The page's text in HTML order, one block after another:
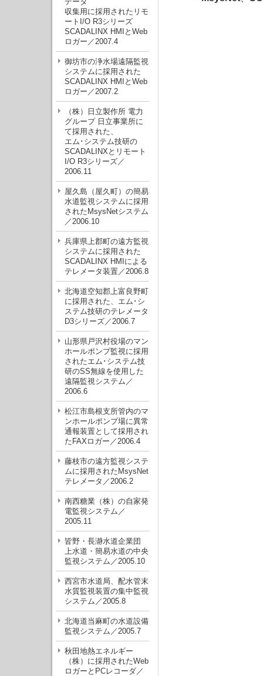
収集用に採用されたリモ
ートI/O R3シリーズ
SCADALINX HMIとWeb
ロガー／2007.4
御坊市の浄水場遠隔監視
システムに採用された
SCADALINX HMIとWeb
ロガー／2007.2
（株）日立製作所 電力
グループ 日立事業所に
て採用された、
エム･システム技研の
SCADALINXとリモート
I/O R3シリーズ／
2006.11
屋久島（屋久町）の簡易
水道監視システムに採用
されたMsysNetシステム
／2006.10
兵庫県上郡町の遠方監視
システムに採用された
SCADALINX HMIによる
テレメータ装置／2006.8
北海道空知郡上富良野町
に採用された、エム･シ
ステム技研のテレメータ
D3シリーズ／2006.7
山形県戸沢村役場のマン
ホールポンプ監視に採用
されたエム･システム技
研のSS無線を使用した
遠隔監視システム／
2006.6
松江市島根支所管内のマ
ンホールポンプ場に異常
通報装置として採用され
たFAXロガー／2006.4
藤枝市の遠方監視システ
ムに採用されたMsysNet
テレメータ／2006.2
南西糖業（株）の自家発
電監視システム／
2005.11
皆野・長瀞水道企業団
上水道・簡易水道の中央
監視システム／2005.10
西宮市水道局、配水管末
水質監視装置の集中監視
システム／2005.8
北海道当麻町の水道設備
監視システム／2005.7
秋田地熱エネルギー
（株）に採用されたWeb
ロガーとPCレコーダ／